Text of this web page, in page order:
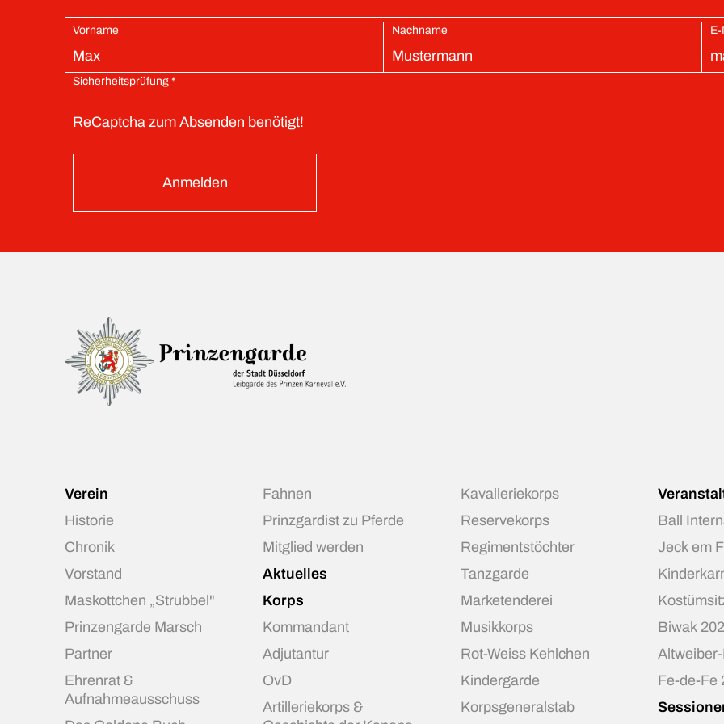
Vorname Nachname
Sicherheitsprüfung *
ReCaptcha zum Absenden benötigt!
Anmelden
Verein
Historie
Chronik
Vorstand
Maskottchen „Strubbel"
Prinzengarde Marsch
Partner
Ehrenrat &
Aufnahmeausschuss
Fahnen
Prinzgardist zu Pferde
Mitglied werden
Aktuelles
Korps
Kommandant
Adjutantur
OvD
Artilleriekorps &
Kavalleriekorps
Reservekorps
Regimentstöchter
Tanzgarde
Marketenderei
Musikkorps
Rot-Weiss Kehlchen
Kindergarde
Korpsgeneralstab
Ball
Jeck em
Biwak
Fe-de-Fe